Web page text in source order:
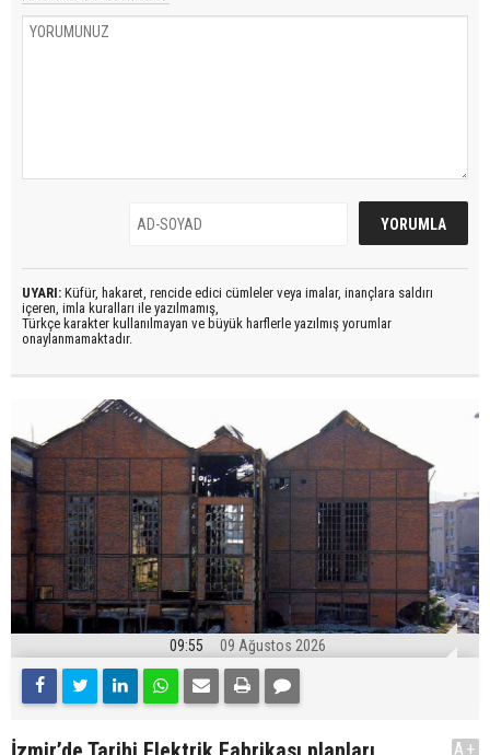
UYARI: Küfür, hakaret, rencide edici cümleler veya imalar, inançlara saldırı
içeren, imla kuralları ile yazılmamış,
Türkçe karakter kullanılmayan ve büyük harflerle yazılmış yorumlar
onaylanmamaktadır.
09:55 09 Ağustos 2026
A+